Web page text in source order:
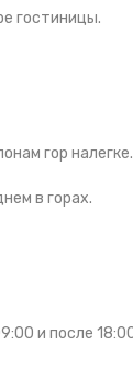
гостиницы.
гор налегке.
в горах.
и после